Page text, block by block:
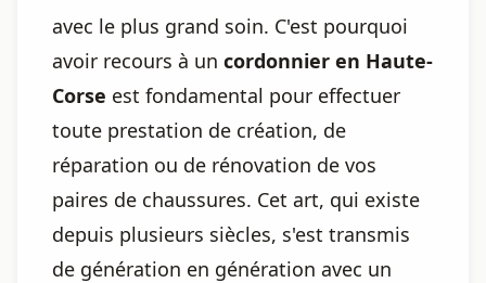
avec le plus grand soin. C'est pourquoi
avoir recours à un cordonnier en Haute-
Corse est fondamental pour effectuer
toute prestation de création, de
réparation ou de rénovation de vos
paires de chaussures. Cet art, qui existe
depuis plusieurs siècles, s'est transmis
de génération en génération avec un